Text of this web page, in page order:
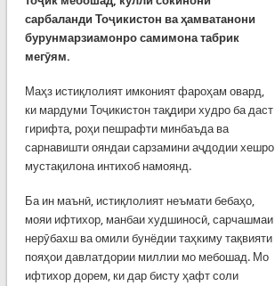
сарбаланди Тоҷикистон ва ҳамватанони
бурунмарзиамонро самимона табрик
мегӯям.
Маҳз истиқлолият имконият фароҳам овард,
ки мардуми Тоҷикистон тақдири худро ба даст
гирифта, роҳи пешрафти минбаъда ва
сарнавишти ояндаи сарзамини аҷдодии хешро
мустақилона интихоб намоянд.
Ба ин маънӣ, истиқлолият неъмати бебаҳо,
мояи ифтихор, манбаи худшиносӣ, сарчашмаи
нерӯбахш ва омили бунёдии таҳкиму тақвияти
пояҳои давлатдории миллии мо мебошад. Мо
ифтихор дорем, ки дар бисту ҳафт соли